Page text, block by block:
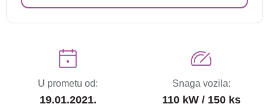
U prometu od:
19.01.2021.
Snaga vozila:
110 kW / 150 ks